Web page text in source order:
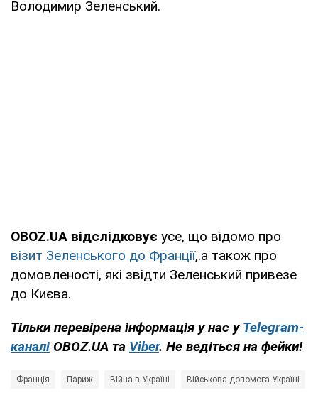
Володимир Зеленський.
OBOZ.UA відслідковує усе, що відомо про
візит Зеленського до Франції,.а також про
домовленості, які звідти Зеленський привезе
до Києва.
Тільки перевірена інформація у нас у Telegram-
каналі OBOZ.UA та Viber. Не ведіться на фейки!
Франція Париж Війна в Україні Військова допомога Україні